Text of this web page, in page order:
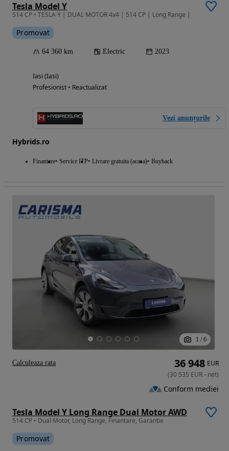
Tesla Model Y
514 CP • TESLA Y | DUAL MOTOR 4x4 | 514 CP | Long Range |
Promovat
64 360 km Electric 2023
Iasi (Iasi)
Profesionist • Reactualizat
Vezi anunțurile
Hybrids.ro
Finantare Service ITP Livrare gratuita (acasa) Buyback
1 / 6
Tesla Model Y Long Range Dual Motor AWD
514 CP • Dual Motor, Long Range, Finantare, Garantie
Promovat
36 948 EUR
(30 535 EUR- net)
Conform mediei
Calculeaza rata